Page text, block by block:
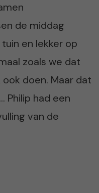
de middag
en lekker op
zoals we dat
doen. Maar dat
Philip had een
van de